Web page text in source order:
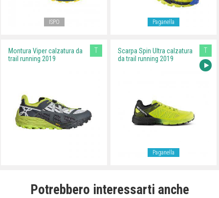
ISPO Paganella
Montura Viper calzatura da
trail running 2019
T
Scarpa Spin Ultra calzatura
da trail running 2019
T
Paganella
Potrebbero interessarti anche